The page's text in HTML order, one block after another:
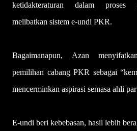
ketidakteraturan dalam proses
melibatkan sistem e-undi PKR.
Bagaimanapun, Azan
pemilihan cabang PKR sebagai
mencerminkan aspirasi semasa ahli
E-undi beri kebebasan, hasil lebih